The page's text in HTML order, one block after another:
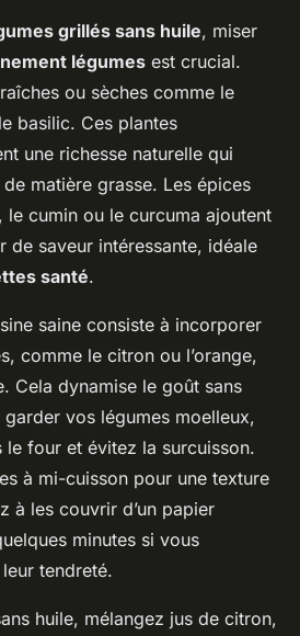
grillés sans huile, miser
légumes est crucial.
ou sèches comme le
basilic. Ces plantes
une richesse naturelle qui
de matière grasse. Les épices
le cumin ou le curcuma ajoutent
de saveur intéressante, idéale
santé.
saine consiste à incorporer
comme le citron ou l’orange,
Cela dynamise le goût sans
vos légumes moelleux,
four et évitez la surcuisson.
à mi-cuisson pour une texture
à les couvrir d’un papier
minutes si vous
tendreté.
huile, mélangez jus de citron,